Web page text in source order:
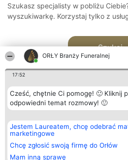
ORŁY Branży Funeralnej
17:52
Cześć, chętnie Ci pomogę! 🙂 Kliknij
odpowiedni temat rozmowy! 🙂
Jestem Laureatem, chcę odebrać
marketingowe
Chcę zgłosić swoją firmę do Orłów
Mam inną sprawę
Szukasz specjalisty w pobliżu
wyszukiwarkę. Korzystaj tylko z
Szukaj
Organizator plebiscytu
Bright Side Solutions sp. z o.
o. sp. k.
ul. Ruska 22
Wrocław 50-079
KRS 0000749100 | Regon
Plebiscyt
Laureaci
wszystkich
Laureatów